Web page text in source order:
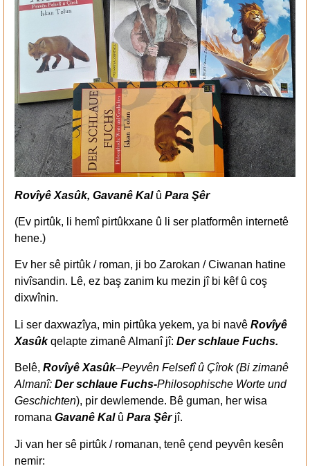
Rovîyê Xasûk, Gavanê Kal û Para Şêr
(Ev pirtûk, li hemî pirtûkxane û li ser platformên internetê
hene.)
Ev her sê pirtûk / roman, ji bo Zarokan / Ciwanan hatine
nivîsandin. Lê, ez baş zanim ku mezin jî bi kêf û coş
dixwînin.
Li ser daxwazîya, min pirtûka yekem, ya bi navê Rovîyê
Xasûkqelapte zimanê Almanî jî: Der schlaue Fuchs.
Belê, Rovîyê Xasûk–Peyvên Felsefî û Çîrok (Bi zimanê
Almanî: Der schlaue Fuchs-Philosophische Worte und
Geschichten), pir dewlemende. Bê guman, her wisa
romana Gavanê Kalû Para Şêrjî.
Ji van her sê pirtûk / romanan, tenê çend peyvên kesên
nemir: